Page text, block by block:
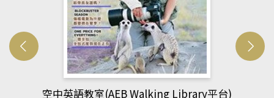
網管人(kono平台)